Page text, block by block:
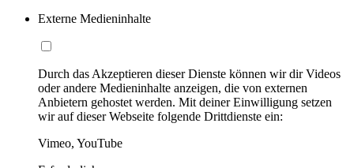
Externe Medieninhalte
Durch das Akzeptieren dieser Dienste können wir dir Videos
oder andere Medieninhalte anzeigen, die von externen
Anbietern gehostet werden. Mit deiner Einwilligung setzen
wir auf dieser Webseite folgende Drittdienste ein:
Vimeo, YouTube